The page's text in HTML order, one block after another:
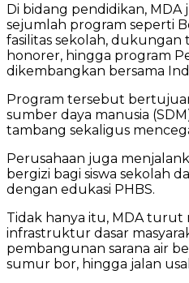
Di bidang pendidikan, MDA
sejumlah program seperti
fasilitas sekolah, dukungan
honorer, hingga program
dikembangkan bersama
Program tersebut
sumber daya manusia
tambang sekaligus
Perusahaan juga
bergizi bagi siswa sekolah
dengan edukasi PHBS.
Tidak hanya itu, MDA
infrastruktur dasar
pembangunan sarana air
sumur bor, hingga jalan